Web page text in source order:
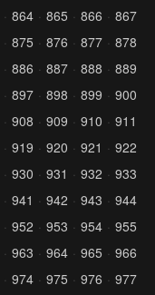
864 865 866
867
875 876 877
878
886 887 888
889
897 898 899
900
908 909 910
911
919 920 921
922
930 931 932
933
941 942 943
944
952 953 954
955
963 964 965
966
974 975 976
977